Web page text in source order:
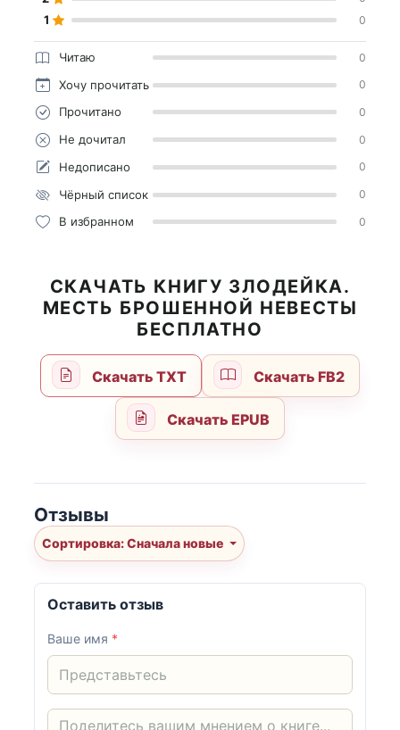
1 0
Читаю 0
Хочу прочитать 0
Прочитано 0
Не дочитал 0
Недописано 0
Чёрный список 0
В избранном 0
СКАЧАТЬ КНИГУ ЗЛОДЕЙКА.
МЕСТЬ БРОШЕННОЙ НЕВЕСТЫ
БЕСПЛАТНО
Скачать TXT Скачать FB2
Скачать EPUB
Отзывы
Сортировка: Сначала новые
Оставить отзыв
Ваше имя *